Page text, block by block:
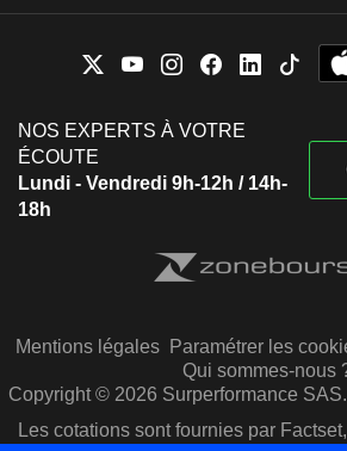
NOS EXPERTS À VOTRE
ÉCOUTE
Lundi - Vendredi 9h-12h / 14h-
18h
Mentions légales Paramétrer les
Qui sommes-nous
Copyright © 2026 Surperformance
Les cotations sont fournies par